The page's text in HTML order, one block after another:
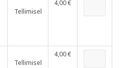
Tellimisel
4,00 €
Tellimisel
4,00 €